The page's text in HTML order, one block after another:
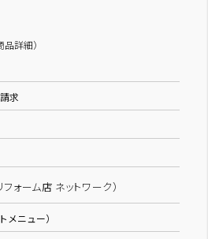
詳細）
求
フォーム店 ネットワーク）
メニュー）